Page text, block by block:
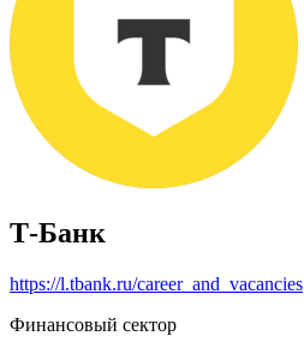
Т-Банк
https://l.tbank.ru/career_and_vacancies
Финансовый сектор